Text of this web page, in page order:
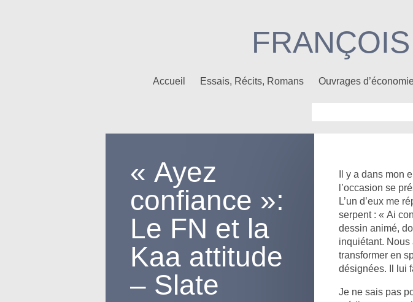
Accueil Essais, Récits, Romans Ouvrages
« Ayez
confiance »:
Le FN et la
Kaa attitude
– Slate
Il y a dans mon
l’occasion se
L’un d’eux me
serpent : « Ai
dessin animé,
inquiétant.
transformer en
désignées. Il lui
Je ne sais pas